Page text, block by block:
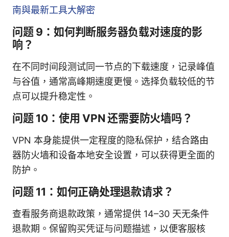
南與最新工具大解密
问题 9：如何判断服务器负载对速度的影
响？
在不同时间段测试同一节点的下载速度，记录峰值
与谷值，通常高峰期速度更慢。选择负载较低的节
点可以提升稳定性。
问题 10：使用 VPN 还需要防火墙吗？
VPN 本身能提供一定程度的隐私保护，结合路由
器防火墙和设备本地安全设置，可以获得更全面的
防护。
问题 11：如何正确处理退款请求？
查看服务商退款政策，通常提供 14–30 天无条件
退款期。保留购买凭证与问题描述，以便客服核